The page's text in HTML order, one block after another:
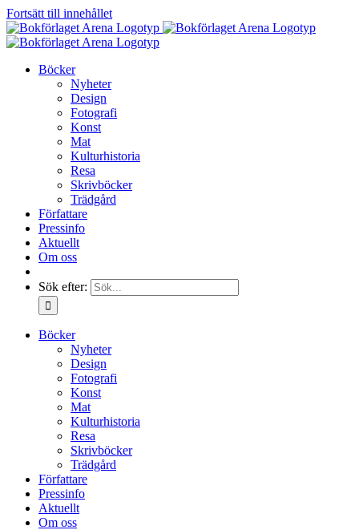
Fortsätt till innehållet
Böcker
Nyheter
Design
Fotografi
Konst
Mat
Kulturhistoria
Resa
Skrivböcker
Trädgård
Författare
Pressinfo
Aktuellt
Om oss
Sök efter:
Böcker
Nyheter
Design
Fotografi
Konst
Mat
Kulturhistoria
Resa
Skrivböcker
Trädgård
Författare
Pressinfo
Aktuellt
Om oss